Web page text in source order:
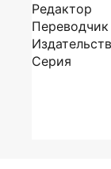
Редактор
Переводчик
Серия